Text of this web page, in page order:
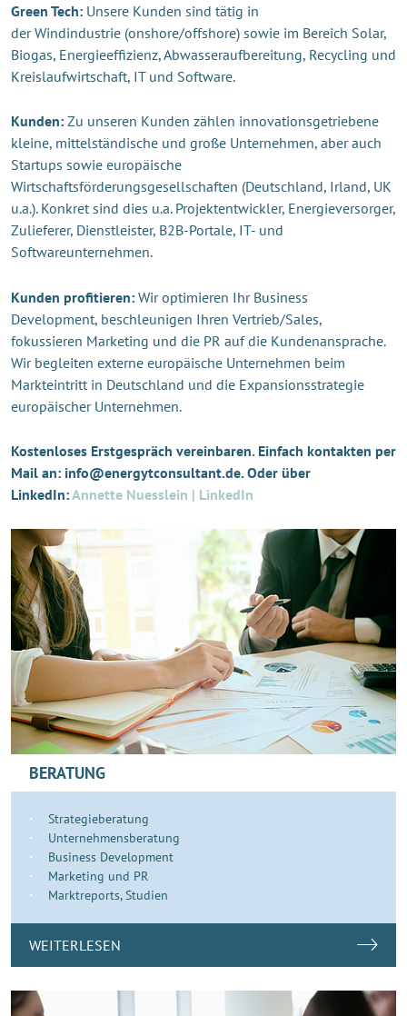
Green Tech: Unsere Kunden sind tätig in
der Windindustrie (onshore/offshore) sowie im Bereich Solar,
Biogas, Energieeffizienz, Abwasseraufbereitung, Recycling und
Kreislaufwirtschaft, IT und Software.
Kunden: Zu unseren Kunden zählen innovationsgetriebene
kleine, mittelständische und große Unternehmen, aber auch
Startups sowie europäische
Wirtschaftsförderungsgesellschaften (Deutschland, Irland, UK
u.a.). Konkret sind dies u.a. Projektentwickler, Energieversorger,
Zulieferer, Dienstleister, B2B-Portale, IT- und
Softwareunternehmen.
Kunden profitieren: Wir optimieren Ihr Business
Development, beschleunigen Ihren Vertrieb/Sales,
fokussieren Marketing und die PR auf die Kundenansprache.
Wir begleiten externe europäische Unternehmen beim
Markteintritt in Deutschland und die Expansionsstrategie
europäischer Unternehmen.
Kostenloses Erstgespräch vereinbaren. Einfach kontakten per
Mail an: info@energytconsultant.de. Oder über
LinkedIn:Annette Nuesslein | LinkedIn
BERATUNG
Strategieberatung
Unternehmensberatung
Business Development
Marketing und PR
Marktreports, Studien
WEITERLESEN